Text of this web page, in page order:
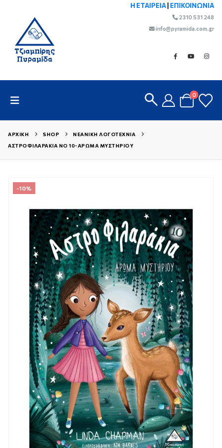
Η ΕΤΑΙΡΕΙΑ ΕΠΙΚΟΙΝΩΝΙΑ
2310 531 248
info@pyramida.com.gr
0
ΑΡΧΙΚΉ SHOP
ΝΕΑΝΙΚΉ ΛΟΓΟΤΕΧΝΊΑ
ΑΣΤΡΟΦΙΛΑΡΆΚΙΑ ΝΟ 10-ΆΡΩΜΑ ΜΥΣΤΗΡΊΟΥ
-10%